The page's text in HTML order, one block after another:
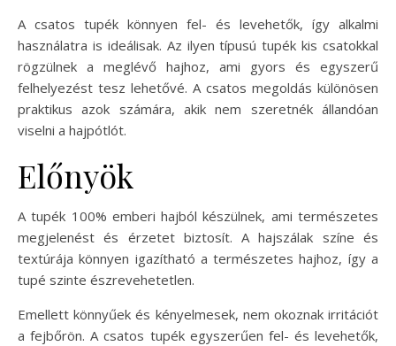
A csatos tupék könnyen fel- és levehetők, így alkalmi
használatra is ideálisak. Az ilyen típusú tupék kis csatokkal
rögzülnek a meglévő hajhoz, ami gyors és egyszerű
felhelyezést tesz lehetővé. A csatos megoldás különösen
praktikus azok számára, akik nem szeretnék állandóan
viselni a hajpótlót.
Előnyök
A tupék 100% emberi hajból készülnek, ami természetes
megjelenést és érzetet biztosít. A hajszálak színe és
textúrája könnyen igazítható a természetes hajhoz, így a
tupé szinte észrevehetetlen.
Emellett könnyűek és kényelmesek, nem okoznak irritációt
a fejbőrön. A csatos tupék egyszerűen fel- és levehetők,